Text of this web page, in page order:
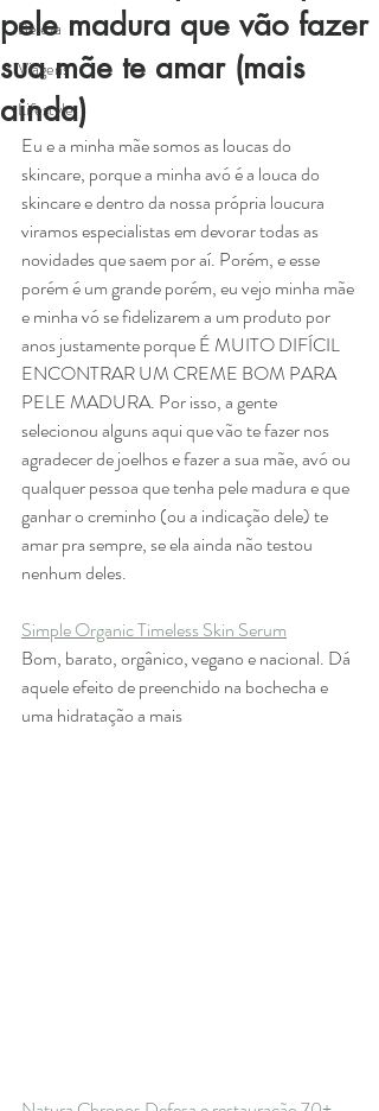
Beleza
Viagens
Lifestyle
pele madura que vão fazer
sua mãe te amar (mais
ainda)
Eu e a minha mãe somos as loucas do
skincare, porque a minha avó é a louca do
skincare e dentro da nossa própria loucura
viramos especialistas em devorar todas as
novidades que saem por aí. Porém, e esse
porém é um grande porém, eu vejo minha mãe
e minha vó se fidelizarem a um produto por
anos justamente porque É MUITO DIFÍCIL
ENCONTRAR UM CREME BOM PARA
PELE MADURA. Por isso, a gente
selecionou alguns aqui que vão te fazer nos
agradecer de joelhos e fazer a sua mãe, avó ou
qualquer pessoa que tenha pele madura e que
ganhar o creminho (ou a indicação dele) te
amar pra sempre, se ela ainda não testou
nenhum deles.
Simple Organic Timeless Skin Serum
Bom, barato, orgânico, vegano e nacional. Dá
aquele efeito de preenchido na bochecha e
uma hidratação a mais